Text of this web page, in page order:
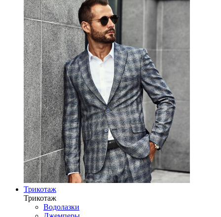
Трикотаж
Трикотаж
Водолазки